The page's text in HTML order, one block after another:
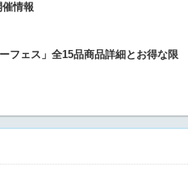
情報
フェス」全15品商品詳細とお得な限